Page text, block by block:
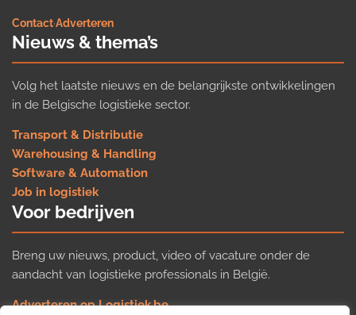
Contact·Adverteren
Nieuws & thema’s
Volg het laatste nieuws en de belangrijkste ontwikkelingen
in de Belgische logistieke sector.
Transport & Distributie
Warehousing & Handling
Software & Automation
Job in logistiek
Voor bedrijven
Breng uw nieuws, product, video of vacature onder de
aandacht van logistieke professionals in België.
Adverteren op Logistiek.be